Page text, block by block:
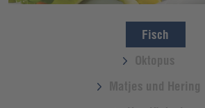
Fisch
Oktopus
Matjes und Hering